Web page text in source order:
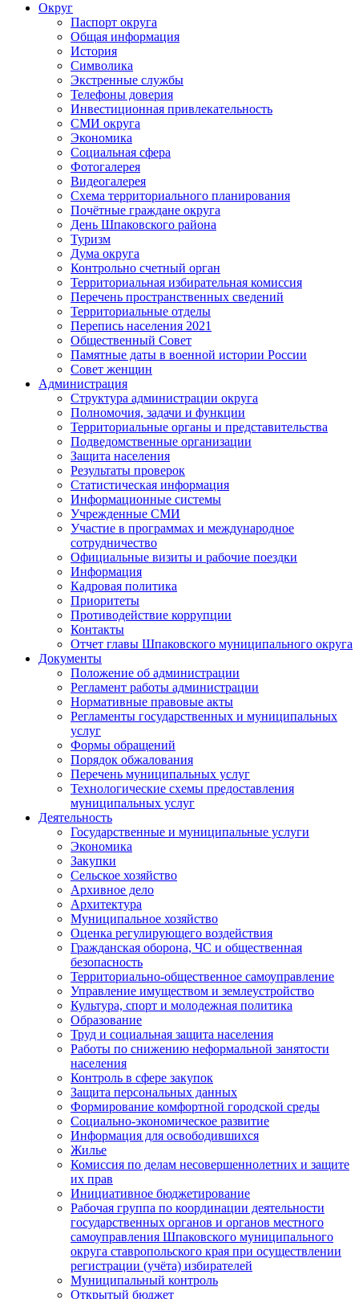
Округ
Паспорт округа
Общая информация
История
Символика
Экстренные службы
Телефоны доверия
Инвестиционная привлекательность
СМИ округа
Экономика
Социальная сфера
Фотогалерея
Видеогалерея
Схема территориального планирования
Почётные граждане округа
День Шпаковского района
Туризм
Дума округа
Контрольно счетный орган
Территориальная избирательная комиссия
Перечень пространственных сведений
Территориальные отделы
Перепись населения 2021
Общественный Совет
Памятные даты в военной истории России
Совет женщин
Администрация
Структура администрации округа
Полномочия, задачи и функции
Территориальные органы и представительства
Подведомственные организации
Защита населения
Результаты проверок
Статистическая информация
Информационные системы
Учрежденные СМИ
Участие в программах и международное
сотрудничество
Официальные визиты и рабочие поездки
Информация
Кадровая политика
Приоритеты
Противодействие коррупции
Контакты
Отчет главы Шпаковского муниципального округа
Документы
Положение об администрации
Регламент работы администрации
Нормативные правовые акты
Регламенты государственных и муниципальных
услуг
Формы обращений
Порядок обжалования
Перечень муниципальных услуг
Технологические схемы предоставления
муниципальных услуг
Деятельность
Государственные и муниципальные услуги
Экономика
Закупки
Сельское хозяйство
Архивное дело
Архитектура
Муниципальное хозяйство
Оценка регулирующего воздействия
Гражданская оборона, ЧС и общественная
безопасность
Территориально-общественное самоуправление
Управление имуществом и землеустройство
Культура, спорт и молодежная политика
Образование
Труд и социальная защита населения
Работы по снижению неформальной занятости
населения
Контроль в сфере закупок
Защита персональных данных
Формирование комфортной городской среды
Социально-экономическое развитие
Информация для освободившихся
Жилье
Комиссия по делам несовершеннолетних и защите
их прав
Инициативное бюджетирование
Рабочая группа по координации деятельности
государственных органов и органов местного
самоуправления Шпаковского муниципального
округа ставропольского края при осуществлении
регистрации (учёта) избирателей
Муниципальный контроль
Открытый бюджет